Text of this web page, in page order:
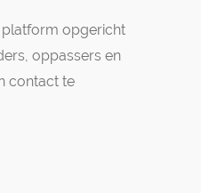
platform opgericht
oppassers en
contact te